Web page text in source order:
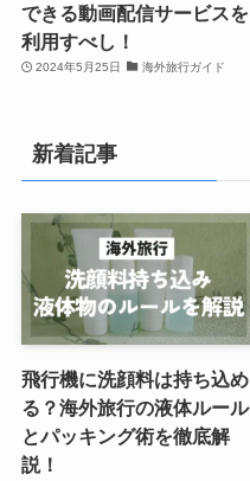
できる動画配信サービスを
利用すべし！
2024年5月25日 海外旅行ガイド
新着記事
飛行機に洗顔料は持ち込め
る？海外旅行の液体ルール
とパッキング術を徹底解
説！